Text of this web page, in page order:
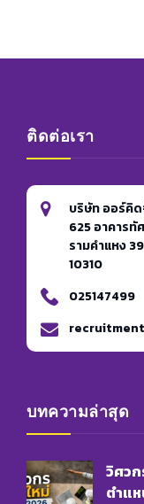
ติดต่อเรา
บริษัท ออร์คิ
625 อาคารทั
รามคำแหง
10310
025147499
บทความล่าสุด
วิศวก
ตำแ